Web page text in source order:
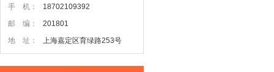
手 机：
18702109392
邮 编：
201801
地 址：
上海嘉定区育绿路253号